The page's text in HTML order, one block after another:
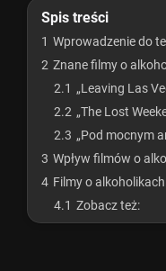
Spis treści
1 Wprowadzenie do
2 Znane filmy o
2.1 „Leaving Las
2.2 „The Lost
2.3 „Pod mocnym
3 Wpływ filmów o
4 Filmy o
4.1 Zobacz też: